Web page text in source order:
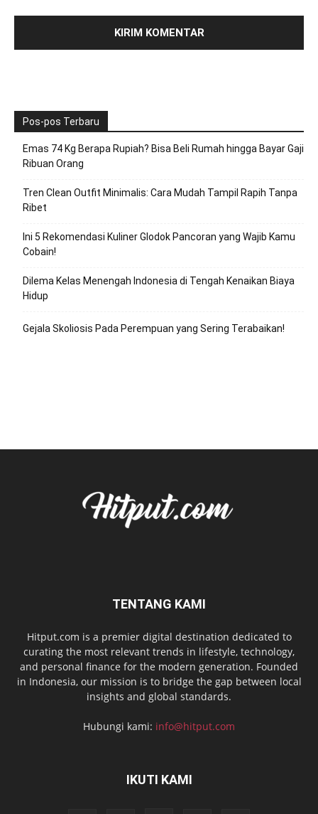
Pos-pos Terbaru
Emas 74 Kg Berapa Rupiah? Bisa Beli Rumah hingga Bayar Gaji
Ribuan Orang
Tren Clean Outfit Minimalis: Cara Mudah Tampil Rapih Tanpa
Ribet
Ini 5 Rekomendasi Kuliner Glodok Pancoran yang Wajib Kamu
Cobain!
Dilema Kelas Menengah Indonesia di Tengah Kenaikan Biaya
Hidup
Gejala Skoliosis Pada Perempuan yang Sering Terabaikan!
TENTANG KAMI
Hitput.com is a premier digital destination dedicated to
curating the most relevant trends in lifestyle, technology,
and personal finance for the modern generation. Founded
in Indonesia, our mission is to bridge the gap between local
insights and global standards.
Hubungi kami: info@hitput.com
IKUTI KAMI